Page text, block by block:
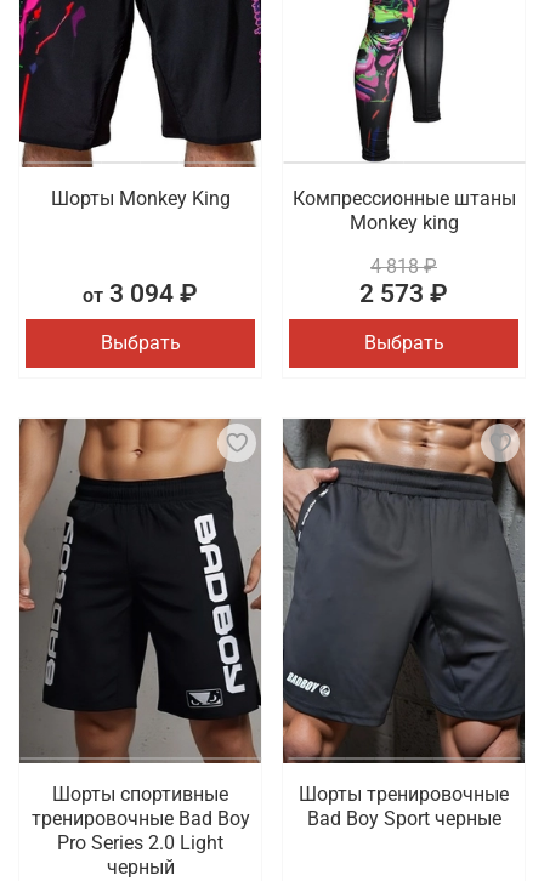
Шорты Monkey King
от 3 094 ₽
Выбрать
Компрессионные штаны
Monkey king
4 818 ₽
2 573 ₽
Выбрать
Шорты спортивные
тренировочные Bad Boy
Pro Series 2.0 Light
черный
Шорты тренировочные
Bad Boy Sport черные